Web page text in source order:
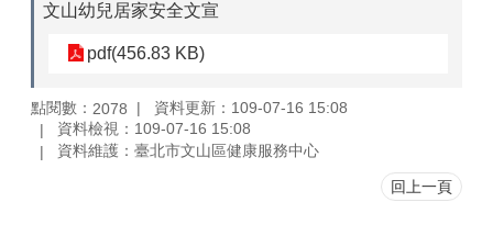
文山幼兒居家安全文宣
pdf(456.83 KB)
點閱數： 2078
資料更新：109-07-16 15:08
資料檢視：109-07-16 15:08
資料維護：臺北市文山區健康服務中心
回上一頁